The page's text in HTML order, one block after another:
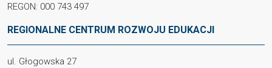
REGON: 000 743 497
REGIONALNE CENTRUM ROZWOJU EDUKACJI
ul. Głogowska 27